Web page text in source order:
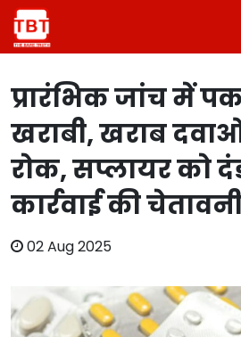
प्रारंभिक जांच में
खराबी, खराब
रोक, सप्लायर को
कार्रवाई की
02 Aug 2025